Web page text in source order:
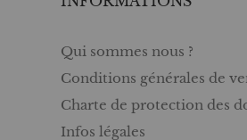
Qui sommes nous ?
Conditions générales de
Charte de protection des
Infos légales